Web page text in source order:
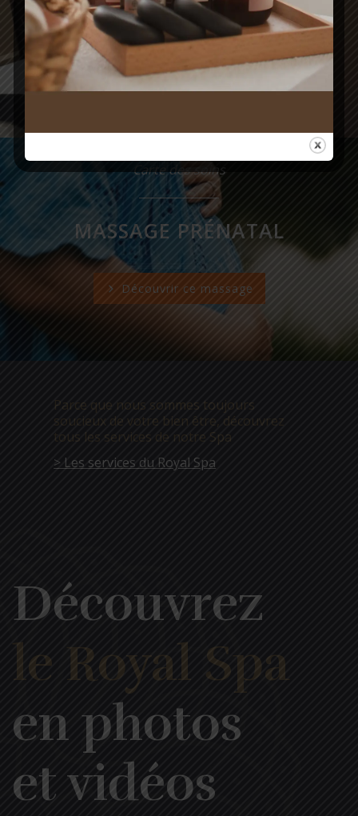
RELAXATION CORÉENNE
Découvrir ce massage
Carte des soins
MASSAGE PRÉNATAL
Découvrir ce massage
Parce que nous sommes toujours
soucieux de votre bien être, découvrez
tous les services de notre Spa
> Les services du Royal Spa
Découvrez
le Royal Spa
en photos
et vidéos